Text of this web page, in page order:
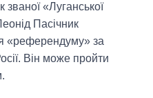
«Луганської
Пасічник
«референдуму» за
Він може пройти